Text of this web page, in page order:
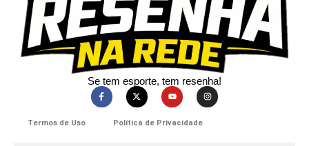
Se tem esporte, tem resenha!​
Termos de Uso Política de Privacidade